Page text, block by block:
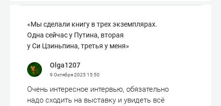
«Мы сделали книгу в трех экземплярах.
Одна сейчас у Путина, вторая
у Си Цзиньпина, третья у меня»
Olga1207
9 Октября 202515:50
Очень интересное интервью, обязательно
надо сходить на выставку и увидеть всё